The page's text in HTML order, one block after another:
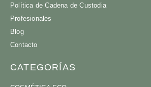
Política de Cadena de Custodia
Profesionales
Blog
Contacto
CATEGORÍAS